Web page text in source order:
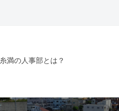
糸満の人事部とは？